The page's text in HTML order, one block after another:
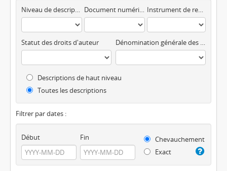
Niveau de description Document numérique disponible Instrument de recherche
Statut des droits d'auteur Dénomination générale des documents
Descriptions de haut niveau
Toutes les descriptions
Filtrer par dates :
Début Fin
Chevauchement
Exact